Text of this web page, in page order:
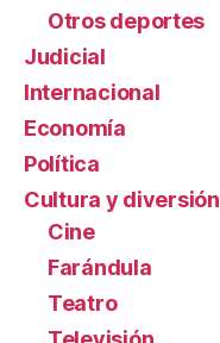
Otros deportes
Judicial
Internacional
Economía
Política
Cultura y diversión
Cine
Farándula
Teatro